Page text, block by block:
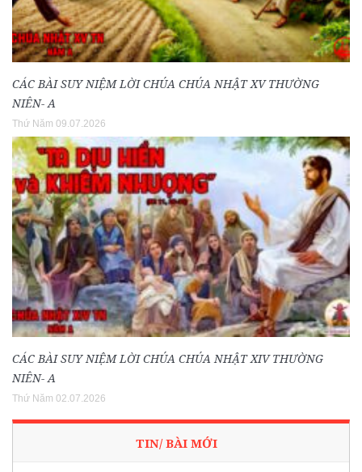
CÁC BÀI SUY NIỆM LỜI CHÚA CHÚA NHẬT XV THƯỜNG
NIÊN- A
Thứ Năm 09.07.2026
CÁC BÀI SUY NIỆM LỜI CHÚA CHÚA NHẬT XIV THƯỜNG
NIÊN- A
Thứ Năm 02.07.2026
TIN/ BÀI MỚI